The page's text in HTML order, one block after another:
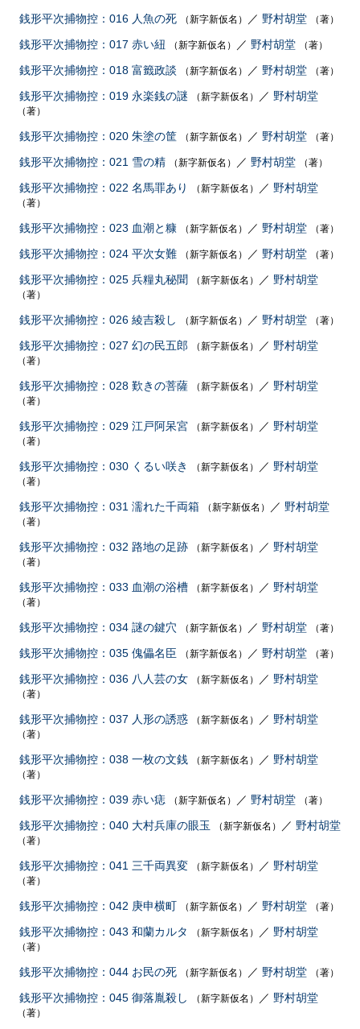
銭形平次捕物控：016 人魚の死 （新字新仮名） ／ 野村胡堂 （著）
銭形平次捕物控：017 赤い紐 （新字新仮名） ／ 野村胡堂 （著）
銭形平次捕物控：018 富籤政談 （新字新仮名） ／ 野村胡堂 （著）
銭形平次捕物控：019 永楽銭の謎 （新字新仮名） ／ 野村胡堂
（著）
銭形平次捕物控：020 朱塗の筐 （新字新仮名） ／ 野村胡堂 （著）
銭形平次捕物控：021 雪の精 （新字新仮名） ／ 野村胡堂 （著）
銭形平次捕物控：022 名馬罪あり （新字新仮名） ／ 野村胡堂
（著）
銭形平次捕物控：023 血潮と糠 （新字新仮名） ／ 野村胡堂 （著）
銭形平次捕物控：024 平次女難 （新字新仮名） ／ 野村胡堂 （著）
銭形平次捕物控：025 兵糧丸秘聞 （新字新仮名） ／ 野村胡堂
（著）
銭形平次捕物控：026 綾吉殺し （新字新仮名） ／ 野村胡堂 （著）
銭形平次捕物控：027 幻の民五郎 （新字新仮名） ／ 野村胡堂
（著）
銭形平次捕物控：028 歎きの菩薩 （新字新仮名） ／ 野村胡堂
（著）
銭形平次捕物控：029 江戸阿呆宮 （新字新仮名） ／ 野村胡堂
（著）
銭形平次捕物控：030 くるい咲き （新字新仮名） ／ 野村胡堂
（著）
銭形平次捕物控：031 濡れた千両箱 （新字新仮名） ／ 野村胡堂
（著）
銭形平次捕物控：032 路地の足跡 （新字新仮名） ／ 野村胡堂
（著）
銭形平次捕物控：033 血潮の浴槽 （新字新仮名） ／ 野村胡堂
（著）
銭形平次捕物控：034 謎の鍵穴 （新字新仮名） ／ 野村胡堂 （著）
銭形平次捕物控：035 傀儡名臣 （新字新仮名） ／ 野村胡堂 （著）
銭形平次捕物控：036 八人芸の女 （新字新仮名） ／ 野村胡堂
（著）
銭形平次捕物控：037 人形の誘惑 （新字新仮名） ／ 野村胡堂
（著）
銭形平次捕物控：038 一枚の文銭 （新字新仮名） ／ 野村胡堂
（著）
銭形平次捕物控：039 赤い痣 （新字新仮名） ／ 野村胡堂 （著）
銭形平次捕物控：040 大村兵庫の眼玉 （新字新仮名） ／ 野村胡堂
（著）
銭形平次捕物控：041 三千両異変 （新字新仮名） ／ 野村胡堂
（著）
銭形平次捕物控：042 庚申横町 （新字新仮名） ／ 野村胡堂 （著）
銭形平次捕物控：043 和蘭カルタ （新字新仮名） ／ 野村胡堂
（著）
銭形平次捕物控：044 お民の死 （新字新仮名） ／ 野村胡堂 （著）
銭形平次捕物控：045 御落胤殺し （新字新仮名） ／ 野村胡堂
（著）